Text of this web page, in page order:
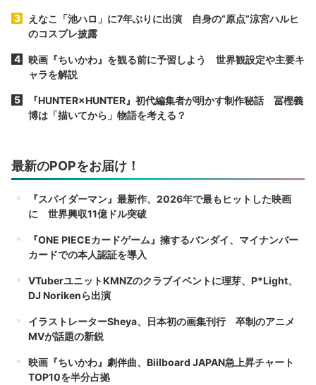
えなこ「池ハロ」に7年ぶりに出演 自身の“原点”涼宮ハルヒ
のコスプレ披露
映画『ちいかわ』を観る前に予習しよう 世界観設定や主要キ
ャラを解説
『HUNTER×HUNTER』初代編集者が明かす制作秘話 冨樫義
博は「描いてから」物語を考える？
最新のPOPをお届け！
『スパイダーマン』最新作、2026年で最もヒットした映画
に 世界興収11億ドル突破
『ONE PIECEカードゲーム』擁するバンダイ、マイナンバー
カードでの本人認証を導入
VTuberユニットKMNZのクラブイベントに理芽、P*Light、
DJ Norikenら出演
イラストレーターSheya、日本初の画集刊行 卒制のアニメ
MVが話題の新鋭
映画『ちいかわ』劇伴曲、Biilboard JAPAN急上昇チャート
TOP10を半分占拠